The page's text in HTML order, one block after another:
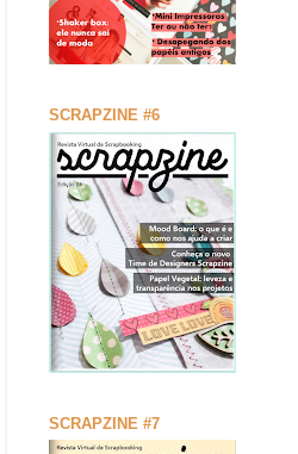
SCRAPZINE #6
SCRAPZINE #7